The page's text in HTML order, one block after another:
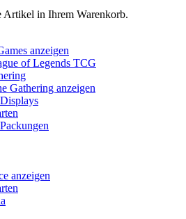
Artikel in Ihrem Warenkorb.
anzeigen
of Legends TCG
Gathering anzeigen
anzeigen